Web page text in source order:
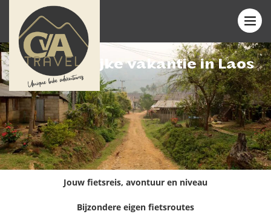
Avontuurlijke vakantie in Laos
Jouw fietsreis, avontuur en niveau
Bijzondere eigen fietsroutes